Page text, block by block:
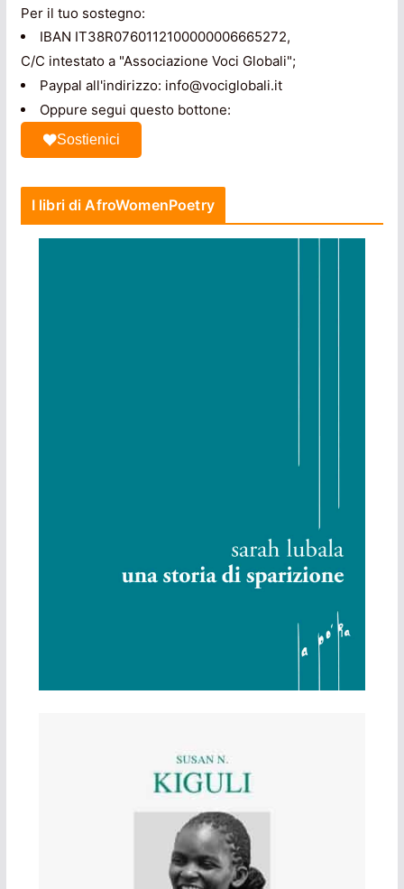
Per il tuo sostegno:
IBAN IT38R0760112100000006665272,
C/C intestato a "Associazione Voci Globali";
Paypal all'indirizzo: info@vociglobali.it
Oppure segui questo bottone:
Sostienici
I libri di AfroWomenPoetry